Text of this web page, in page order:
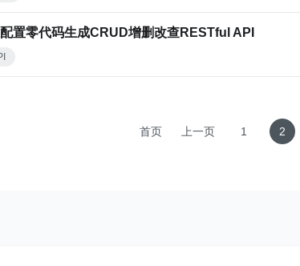
置零代码生成CRUD增删改查RESTful API
首页 上一页 1 2